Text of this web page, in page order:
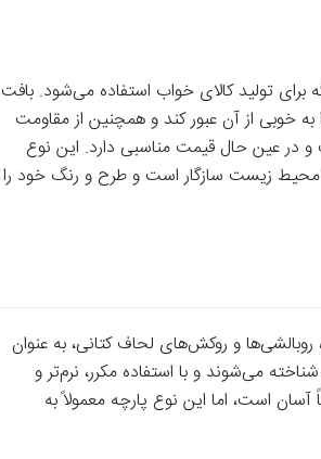
برای تولید کالای خواب استفاده می‌شود. بافت
خوبی از آن عبور کند و همچنین از مقاومت
و در عین حال قیمت مناسبی دارد. این نوع
محیط زیست سازگار است و طرح و رنگ خود را
و روکش‌های لحاف کتانی، به عنوان
می‌شوند و با استفاده مکرر، نرم‌تر و
آسان است، اما این نوع پارچه معمولاً به